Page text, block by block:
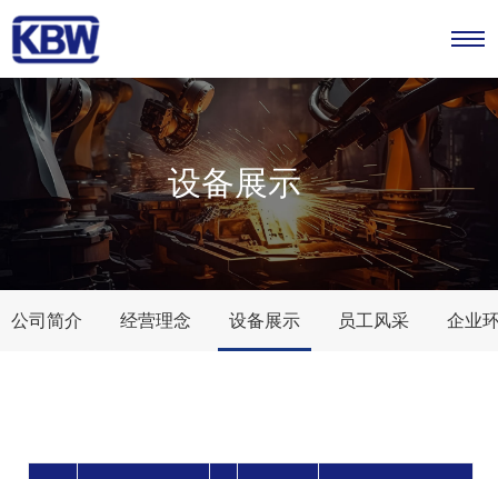
设备展示
公司简介 经营理念 设备展示 员工风采 企业